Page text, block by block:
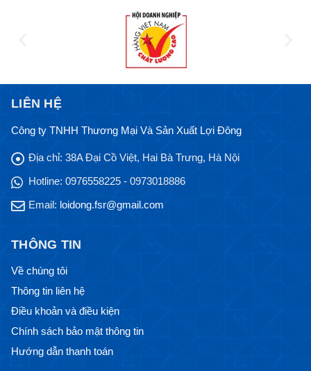
LIÊN HỆ
Công ty TNHH Thương Mại Và Sản Xuất Lợi Đông
Địa chỉ: 38A Đại Cồ Việt, Hai Bà Trưng, Hà Nội
Hotline: 0976558225 - 0973018886
Email: loidong.fsr@gmail.com
THÔNG TIN
Về chúng tôi
Thông tin liên hệ
Điều khoản và điều kiện
Chính sách bảo mật thông tin
Hướng dẫn thanh toán